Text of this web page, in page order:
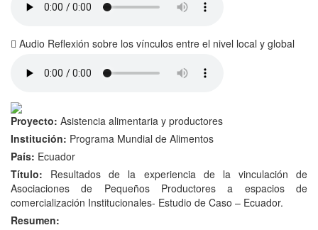
Audio Reflexión sobre los vínculos entre el nivel local y global
Proyecto: Asistencia alimentaria y productores
Institución: Programa Mundial de Alimentos
País: Ecuador
Título: Resultados de la experiencia de la vinculación de
Asociaciones de Pequeños Productores a espacios de
comercialización Institucionales- Estudio de Caso – Ecuador.
Resumen: